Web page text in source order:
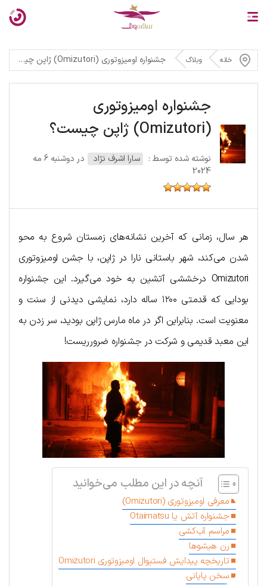
خانه وبلاگ جشنواره اومیزوتوری (Omizutori) ژاپن چیست؟
جشنواره اومیزوتوری
(Omizutori) ژاپن چیست؟
نوشته شده توسط : سارا اشرف نژاد
در دوشنبه 6 مه
2024
هر سال، زمانی که آخرین نشانه‌های زمستان شروع به محو
شدن می‌کند، شهر باستانی نارا در ژاپن، با جشن اومیزوتوری
Omizutori درخششی آتشین به خود می‌گیرد. این جشنواره
بودایی که قدمتی ۱۲۰۰ ساله دارد، نمایشی دیدنی از سنت و
معنویت است. بنابراین اگر در ماه مارس ژاپن بودید، سر زدن به
این معبد قدیمی و شرکت در جشنواره ضرورریست!
آنچه در این مطلب می‌خوانید
معرفی اومیزوتوری (Omizutori)
جشنواره آتش یا Otaimatsu
مراسم آب‌کشی
رن هیشو‌ها
تاریخچه پیدایش فستیوال اومیزوتوری Omizutori
سخن پایانی